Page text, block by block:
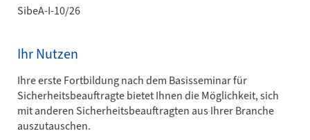
SibeA-I-10/26
Ihr Nutzen
Ihre erste Fortbildung nach dem Basisseminar für
Sicherheitsbeauftragte bietet Ihnen die Möglichkeit, sich
mit anderen Sicherheitsbeauftragten aus Ihrer Branche
auszutauschen.